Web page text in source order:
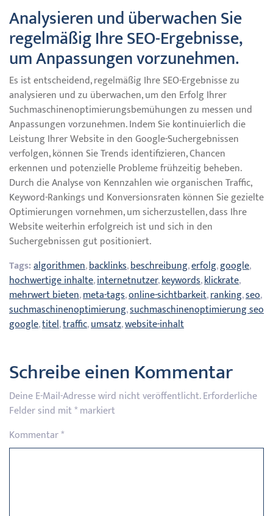
Analysieren und überwachen Sie
regelmäßig Ihre SEO-Ergebnisse,
um Anpassungen vorzunehmen.
Es ist entscheidend, regelmäßig Ihre SEO-Ergebnisse zu
analysieren und zu überwachen, um den Erfolg Ihrer
Suchmaschinenoptimierungsbemühungen zu messen und
Anpassungen vorzunehmen. Indem Sie kontinuierlich die
Leistung Ihrer Website in den Google-Suchergebnissen
verfolgen, können Sie Trends identifizieren, Chancen
erkennen und potenzielle Probleme frühzeitig beheben.
Durch die Analyse von Kennzahlen wie organischen Traffic,
Keyword-Rankings und Konversionsraten können Sie gezielte
Optimierungen vornehmen, um sicherzustellen, dass Ihre
Website weiterhin erfolgreich ist und sich in den
Suchergebnissen gut positioniert.
Tags:algorithmen,backlinks,beschreibung,erfolg,google,
hochwertige inhalte,internetnutzer,keywords,klickrate,
mehrwert bieten,meta-tags,online-sichtbarkeit,ranking,seo,
suchmaschinenoptimierung,suchmaschinenoptimierung seo
google,titel,traffic,umsatz,website-inhalt
Schreibe einen Kommentar
Deine E-Mail-Adresse wird nicht veröffentlicht.Erforderliche
Felder sind mit*markiert
Kommentar*